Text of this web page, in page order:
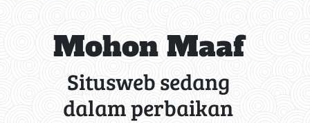
Mohon Maaf
Situsweb sedang
dalam perbaikan